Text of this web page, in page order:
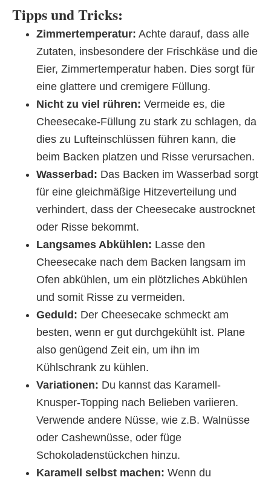
Tipps und Tricks:
Zimmertemperatur: Achte darauf, dass alle
Zutaten, insbesondere der Frischkäse und die
Eier, Zimmertemperatur haben. Dies sorgt für
eine glattere und cremigere Füllung.
Nicht zu viel rühren: Vermeide es, die
Cheesecake-Füllung zu stark zu schlagen, da
dies zu Lufteinschlüssen führen kann, die
beim Backen platzen und Risse verursachen.
Wasserbad: Das Backen im Wasserbad sorgt
für eine gleichmäßige Hitzeverteilung und
verhindert, dass der Cheesecake austrocknet
oder Risse bekommt.
Langsames Abkühlen: Lasse den
Cheesecake nach dem Backen langsam im
Ofen abkühlen, um ein plötzliches Abkühlen
und somit Risse zu vermeiden.
Geduld: Der Cheesecake schmeckt am
besten, wenn er gut durchgekühlt ist. Plane
also genügend Zeit ein, um ihn im
Kühlschrank zu kühlen.
Variationen: Du kannst das Karamell-
Knusper-Topping nach Belieben variieren.
Verwende andere Nüsse, wie z.B. Walnüsse
oder Cashewnüsse, oder füge
Schokoladenstückchen hinzu.
Karamell selbst machen: Wenn du